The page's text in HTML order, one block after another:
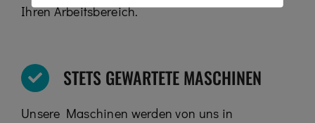
Ihren Arbeitsbereich.
STETS GEWARTETE MASCHINEN
Unsere Maschinen werden von uns in